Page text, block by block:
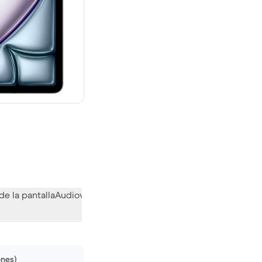
vale 699,00 €
la pantallaAudiovisual